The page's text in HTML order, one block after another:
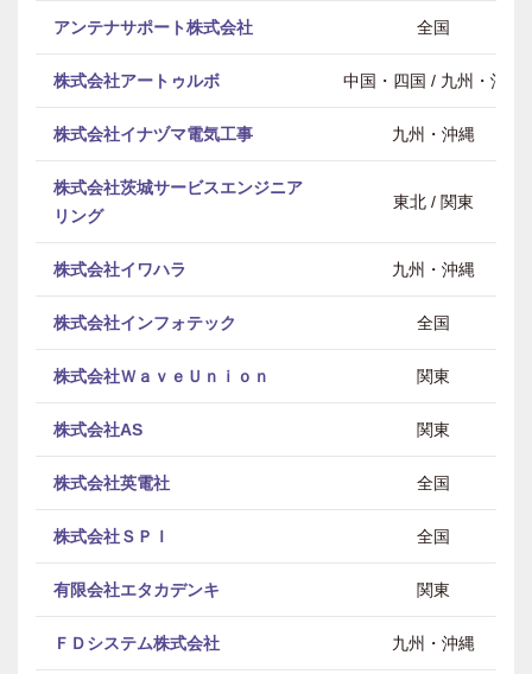
アンテナサポート株式会社 全国
株式会社アートゥルボ 中国・四国 / 九州・沖縄
株式会社イナヅマ電気工事 九州・沖縄
株式会社茨城サービスエンジニア
リング
東北 / 関東
株式会社イワハラ 九州・沖縄
株式会社インフォテック 全国
株式会社ＷａｖｅＵｎｉｏｎ 関東
株式会社AS 関東
株式会社英電社 全国
株式会社ＳＰＩ 全国
有限会社エタカデンキ 関東
ＦＤシステム株式会社 九州・沖縄